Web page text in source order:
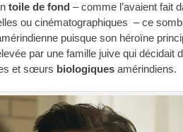
toile de fond – comme l’avaient fait
ou cinématographiques – ce
puisque son héroïne
par une famille juive qui décidait
et sœurs biologiques amérindiens.